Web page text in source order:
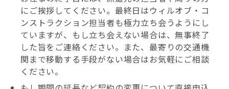
にご挨拶してください。最終日はウィルオブ・コ
ンストラクション担当者も極力立ち会うようにし
ていますが、もし立ち会えない場合は、無事終了
した旨をご連絡ください。また、最寄りの交通機
関まで移動する手段がない場合はお気軽にご相談
ください。